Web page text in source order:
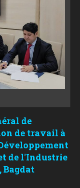
de
de travail à
de l'Industrie
Bagdat